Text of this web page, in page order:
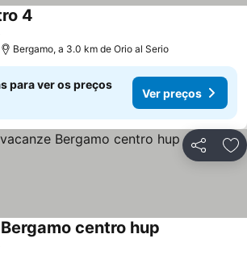
4
Bergamo, a 3.0 km de Orio al Serio
para ver os preços
Ver preços
Partilhar
centro hup